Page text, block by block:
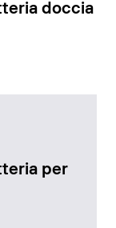
doccia
per